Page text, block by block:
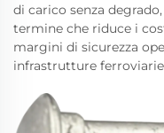
di carico senza
termine che riduce i
margini di sicurezza
infrastrutture